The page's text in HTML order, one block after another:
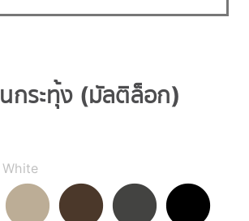
กระทุ้ง (มัลติล็อก)